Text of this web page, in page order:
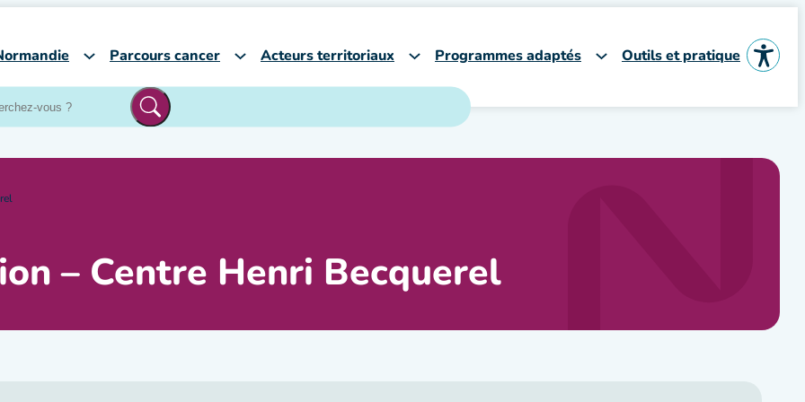
Parcours cancer Acteurs territoriaux Programmes adaptés Outils et pratique
– Centre Henri Becquerel